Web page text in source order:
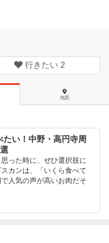
行きたい 2
地図
い！中野・高円寺周
った時に、ぜひ選択肢に
カンは、「いくら食べて
人気の声が高いお肉だそ